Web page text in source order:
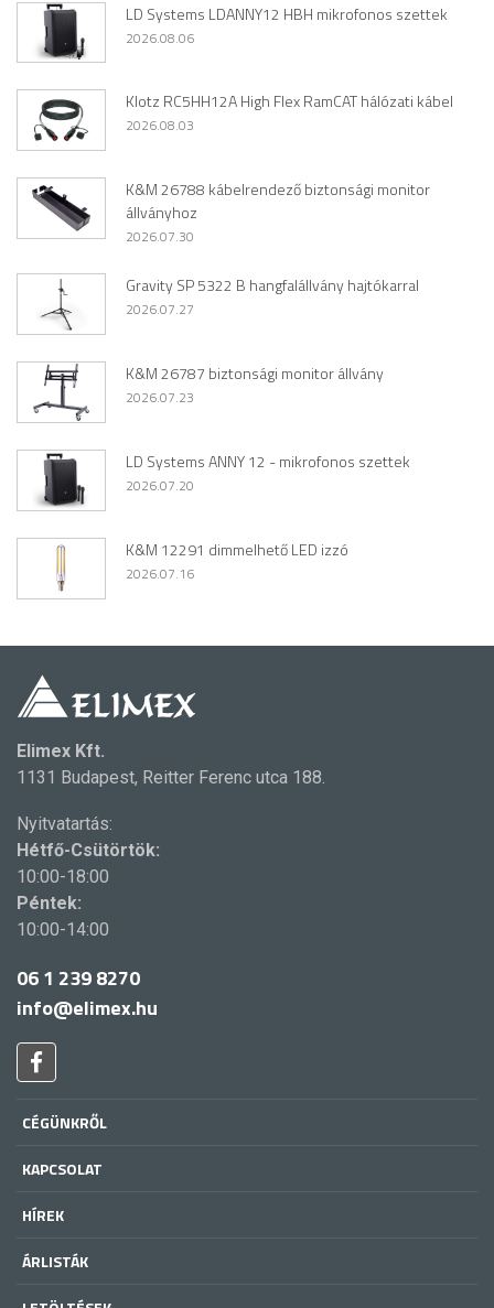
LD Systems LDANNY12 HBH mikrofonos szettek
2026.08.06
Klotz RC5HH12A High Flex RamCAT hálózati kábel
2026.08.03
K&M 26788 kábelrendező biztonsági monitor
állványhoz
2026.07.30
Gravity SP 5322 B hangfalállvány hajtókarral
2026.07.27
K&M 26787 biztonsági monitor állvány
2026.07.23
LD Systems ANNY 12 - mikrofonos szettek
2026.07.20
K&M 12291 dimmelhető LED izzó
2026.07.16
Elimex Kft.
1131 Budapest, Reitter Ferenc utca 188.
Nyitvatartás:
Hétfő-Csütörtök:
10:00-18:00
Péntek:
10:00-14:00
06 1 239 8270
info@elimex.hu
CÉGÜNKRŐL
KAPCSOLAT
HÍREK
ÁRLISTÁK